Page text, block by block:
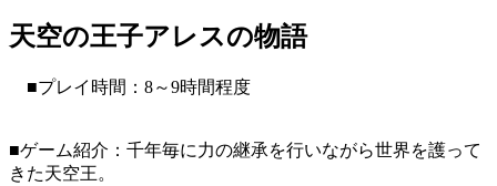
天空の王子アレスの物語
■プレイ時間：8～9時間程度
■ゲーム紹介：千年毎に力の継承を行いながら世界を護って
きた天空王。